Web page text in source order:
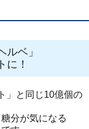
ベ」
に！
」と同じ10億個の
分が気になる